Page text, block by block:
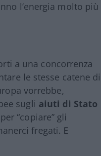
l’energia molto più
a una concorrenza
le stesse catene di
vorrebbe,
sugli aiuti di Stato
“copiare” gli
fregati. E